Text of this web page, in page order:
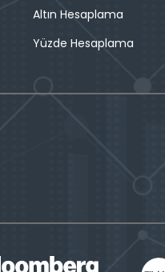
Altın Hesaplama
Yüzde Hesaplama